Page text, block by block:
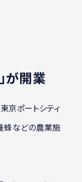
が開業
京ポートシティ
蜂などの農業施